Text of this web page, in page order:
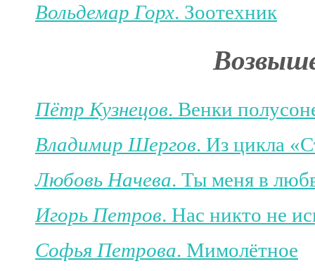
Вольдемар Горх. Зоотехник
Пётр Кузнецов. Венки
Владимир Шергов. Из цикла
Любовь Начева. Ты меня в
Игорь Петров. Нас никто не
Софья Петрова. Мимолётное